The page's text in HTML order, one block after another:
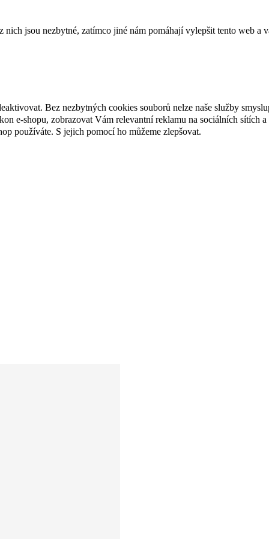
jsou nezbytné, zatímco jiné nám pomáhají vylepšit tento web a
Bez nezbytných cookies souborů nelze naše služby
e-shopu, zobrazovat Vám relevantní reklamu na sociálních sítích
používáte. S jejich pomocí ho můžeme zlepšovat.